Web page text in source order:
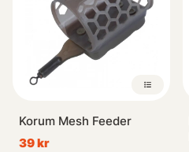
Korum Mesh Feeder
39 kr